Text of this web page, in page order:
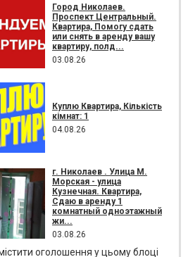
Город Николаев.
Проспект Центральный.
Квартира, Помогу сдать
или снять в аренду вашу
квартиру, полд...
03.08.26
Куплю Квартира, Кількість
кімнат: 1
04.08.26
г. Николаев . Улица М.
Морская - улица
Кузнечная. Квартира,
Сдаю в аренду 1
комнатный одноэтажный
жи...
03.08.26
оголошення у цьому блоці